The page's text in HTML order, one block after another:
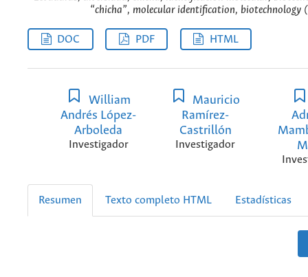
“chicha”, molecular identification, biotechnology
DOC PDF HTML
William
Andrés López-
Arboleda
Investigador
Mauricio
Ramírez-
Castrillón
Investigador
Resumen Texto completo HTML Estadísticas